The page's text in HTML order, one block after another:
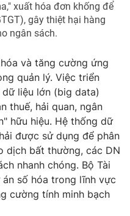
xuất hóa đơn khống để
gây thiệt hại hàng
ngân sách.
và tăng cường ứng
quản lý. Việc triển
liệu lớn (big data)
thuế, hải quan, ngân
hữu hiệu. Hệ thống dữ
được sử dụng để phân
dịch bất thường, các DN
nhanh chóng. Bộ Tài
số hóa trong lĩnh vực
cường tính minh bạch